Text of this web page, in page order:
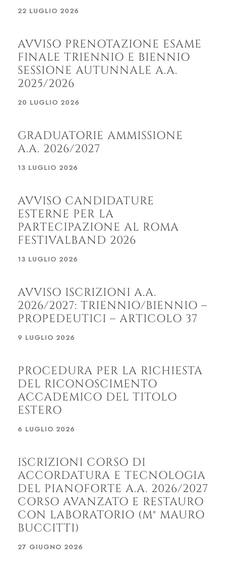
22 LUGLIO 2026
AVVISO PRENOTAZIONE ESAME
FINALE TRIENNIO E BIENNIO
SESSIONE AUTUNNALE A.A.
2025/2026
20 LUGLIO 2026
GRADUATORIE AMMISSIONE
A.A. 2026/2027
13 LUGLIO 2026
AVVISO CANDIDATURE
ESTERNE PER LA
PARTECIPAZIONE AL ROMA
FESTIVALBAND 2026
13 LUGLIO 2026
AVVISO ISCRIZIONI A.A.
2026/2027: TRIENNIO/BIENNIO –
PROPEDEUTICI – ARTICOLO 37
9 LUGLIO 2026
PROCEDURA PER LA RICHIESTA
DEL RICONOSCIMENTO
ACCADEMICO DEL TITOLO
ESTERO
6 LUGLIO 2026
ISCRIZIONI CORSO DI
ACCORDATURA E TECNOLOGIA
DEL PIANOFORTE A.A. 2026/2027
CORSO AVANZATO E RESTAURO
CON LABORATORIO (M° MAURO
BUCCITTI)
27 GIUGNO 2026